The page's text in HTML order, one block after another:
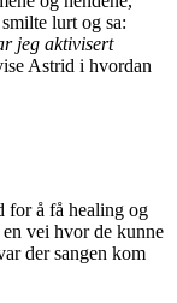
lurt og sa:
jeg aktivisert
Astrid i hvordan
for å få healing og
vei hvor de kunne
der sangen kom